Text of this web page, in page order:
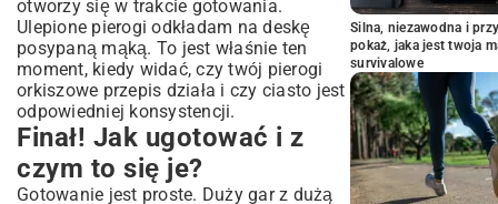
otworzy się w trakcie gotowania.
Ulepione pierogi odkładam na deskę
posypaną mąką. To jest właśnie ten
moment, kiedy widać, czy twój pierogi
orkiszowe przepis działa i czy ciasto jest
odpowiedniej konsystencji.
Finał! Jak ugotować i z
czym to się je?
Gotowanie jest proste. Duży gar z dużą
Silna, niezawodna i
pokaż, jaka jest twoja
survivalowe